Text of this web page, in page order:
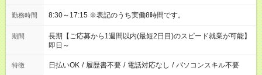
勤務時間 8:30～17:15 ※表記のうち実働8時間です。
期間
長期【ご応募から1週間以内(最短2日目)のスピード就業が可能】
即日～
特徴 日払いOK / 履歴書不要 / 電話対応なし / パソコンスキル不要